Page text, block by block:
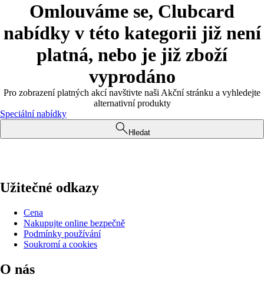
Omlouváme se, Clubcard
nabídky v této kategorii již není
platná, nebo je již zboží
vyprodáno
Pro zobrazení platných akcí navštivte naši Akční stránku a vyhledejte
alternativní produkty
Speciální nabídky
Hledat
Užitečné odkazy
Cena
Nakupujte online bezpečně
Podmínky používání
Soukromí a cookies
O nás